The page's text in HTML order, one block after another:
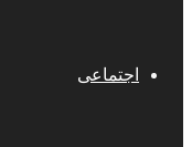
اجتماعی